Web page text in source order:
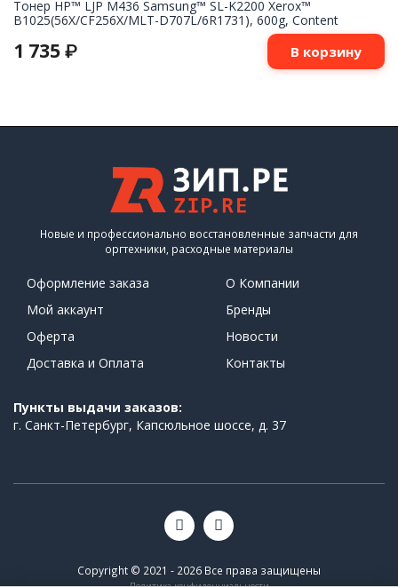
Тонер НР™ LJP M436 Samsung™ SL-K2200 Xerox™
B1025(56Х/CF256X/MLT-D707L/6R1731), 600g, Content
1 735 ₽ В корзину
Новые и профессионально восстановленные запчасти для
оргтехники, расходные материалы
Оформление заказа
Мой аккаунт
Оферта
Доставка и Оплата
О Компании
Бренды
Новости
Контакты
Пункты выдачи заказов:
г. Санкт-Петербург, Капсюльное шоссе, д. 37
Copyright © 2021 - 2026 Все права защищены